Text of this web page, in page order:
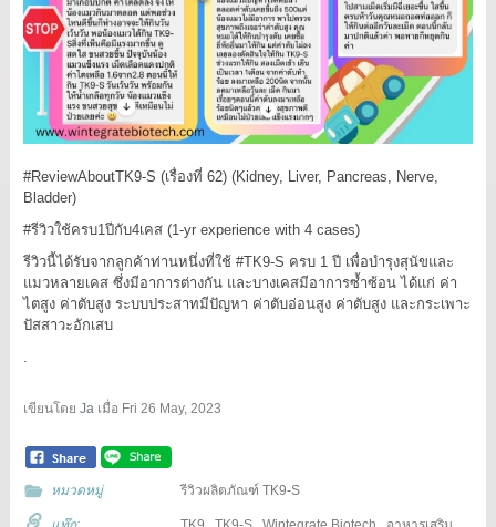
#ReviewAboutTK9-S (เรื่องที่ 62) (Kidney, Liver, Pancreas, Nerve,
Bladder)
#รีวิวใช้ครบ1ปีกับ4เคส(1-yr experience with 4 cases)
รีวิวนี้ได้รับจากลูกค้าท่านหนึ่งที่ใช้ #TK9-S ครบ 1 ปี เพื่อบำรุงสุนัขและ
แมวหลายเคส ซึ่งมีอาการต่างกัน และบางเคสมีอาการซ้ำซ้อน ได้แก่ ค่า
ไตสูง ค่าตับสูง ระบบประสาทมีปัญหา ค่าตับอ่อนสูง ค่าตับสูง และกระเพาะ
ปัสสาวะอักเสบ
เขียนโดย Jaเมื่อ Fri 26 May, 2023
หมวดหมู่ รีวิวผลิตภัณฑ์ TK9-S